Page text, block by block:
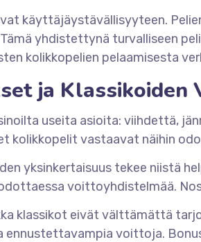
käyttäjäystävällisyyteen.
yhdistettynä turvalliseen
kolikkopelien pelaamisesta
ja Klassikoiden
useita asioita: viihdettä,
kolikkopelit vastaavat näihin
yksinkertaisuus tekee niistä
voittoyhdistelmää.
klassikot eivät välttämättä
ennustettavampia voittoja.